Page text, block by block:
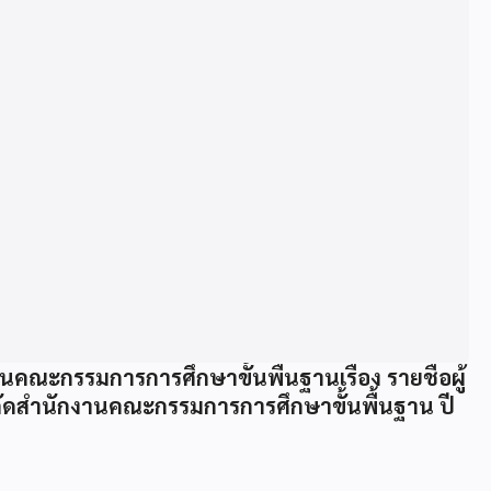
คณะกรรมการการศึกษาขั้นพื้นฐานเรื่อง รายชื่อผู้
ดสำนักงานคณะกรรมการการศึกษาขั้นพื้นฐาน ปี